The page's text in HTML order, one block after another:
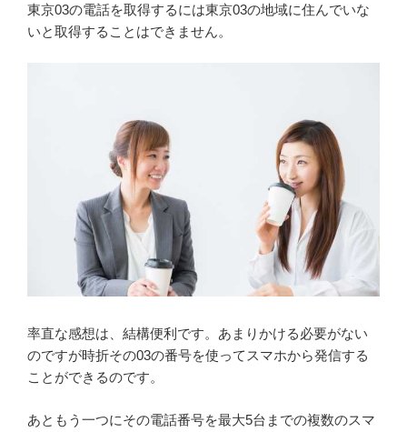
東京03の電話を取得するには東京03の地域に住んでいな
いと取得することはできません。
率直な感想は、結構便利です。あまりかける必要がない
のですが時折その03の番号を使ってスマホから発信する
ことができるのです。
あともう一つにその電話番号を最大5台までの複数のスマ